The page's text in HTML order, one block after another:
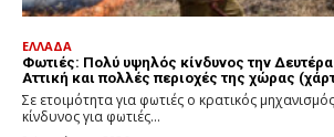
ΕΛΛΑΔΑ
Φωτιές: Πολύ υψηλός κίνδυνος την
Αττική και πολλές περιοχές της χώρας
Σε ετοιμότητα για φωτιές ο κρατικός
κίνδυνος για φωτιές...